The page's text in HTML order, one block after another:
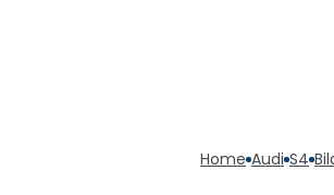
Home Audi S4